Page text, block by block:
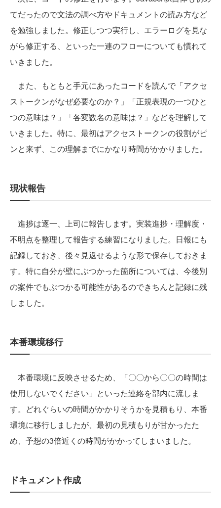
てだったので文法の調べ方やドキュメントの読み方など
を勉強しました。修正しつつ実行し、エラーログを見な
がら修正する、といった一連のフローについても慣れて
いきました。
また、もともと手元にあったコードを読んで「アクセ
ストークンがなぜ必要なのか？」「正規表現の一つひと
つの意味は？」「各変数名の意味は？」などを理解して
いきました。特に、最初はアクセストークンの役割がピ
ンと来ず、この理解までにかなり時間がかかりました。
現状報告
進捗は逐一、上司に報告します。実装進捗・理解度・
不明点を整理して報告する練習になりました。日報にも
記録しておき、後々見返せるような形で保存しておきま
す。特に自分が壁にぶつかった箇所については、今後別
の案件でもぶつかる可能性があるのできちんと記録に残
しました。
本番環境移行
本番環境に反映させるため、「〇〇から〇〇の時間は
使用しないでください」といった連絡を部内に流しま
す。どれぐらいの時間がかかりそうかを見積もり、本番
環境に移行しましたが、最初の見積もりが甘かったた
め、予想の3倍近くの時間がかかってしまいました。
ドキュメント作成